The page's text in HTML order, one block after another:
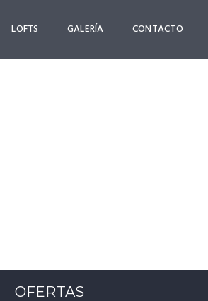
LOFTS GALERÍA CONTACTO
OFERTAS